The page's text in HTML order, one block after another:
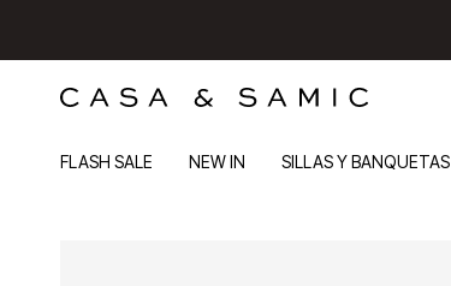
FLASH SALE NEW IN SILLAS Y BANQUETAS